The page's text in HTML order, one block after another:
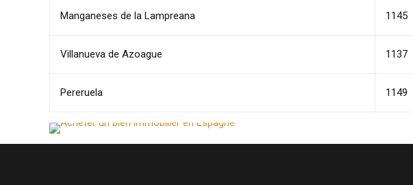
Manganeses de la Lampreana 1145
Villanueva de Azoague 1137
Pereruela 1149